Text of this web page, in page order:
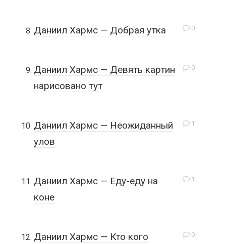
0
Даниил Хармс — Добрая утка
0
Даниил Хармс — Девять картин
нарисовано тут
1
Даниил Хармс — Неожиданный
улов
1
Даниил Хармс — Еду-еду на
коне
0
Даниил Хармс — Кто кого